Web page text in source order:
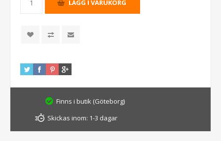
Finns i butik (Göteborg)
Skickas inom: 1-3 dagar